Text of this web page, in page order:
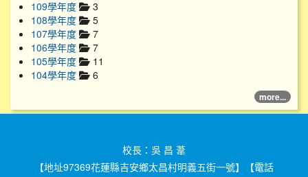
109學年度
3
108學年度
5
107學年度
7
106學年度
7
105學年度
11
104學年度
6
more...
校長：吳 昌 葦
【地址97369花蓮縣吉安鄉太昌村明義五街一號】【電話